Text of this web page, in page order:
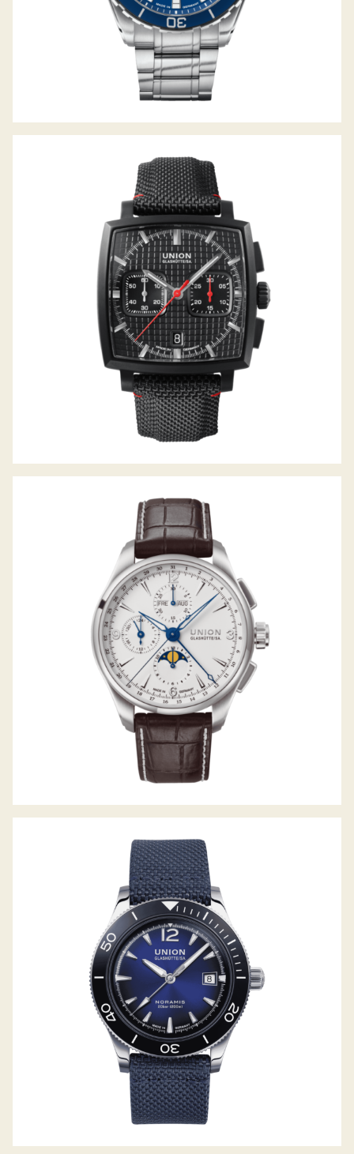
AVERIN CHRONOGRAPH
BELISAR CHRONOGRAPH MONDPHASE
NORAMIS DATUM SPORT